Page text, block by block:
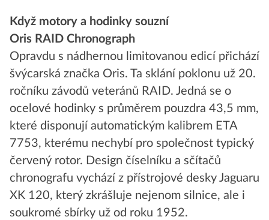
Když motory a hodinky souzní
Oris RAID Chronograph
Opravdu s nádhernou limitovanou edicí přichází
švýcarská značka Oris. Ta sklání poklonu už 20.
ročníku závodů veteránů RAID. Jedná se o
ocelové hodinky s průměrem pouzdra 43,5 mm,
které disponují automatickým kalibrem ETA
7753, kterému nechybí pro společnost typický
červený rotor. Design číselníku a sčítačů
chronografu vychází z přístrojové desky Jaguaru
XK 120, který zkrášluje nejenom silnice, ale i
soukromé sbírky už od roku 1952.